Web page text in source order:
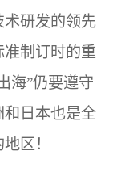
研发的领先
制订时的重
海”仍要遵守
和日本也是全
区！